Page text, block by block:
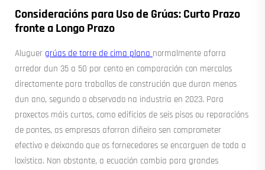
Consideracións para Uso de Grúas: Curto Prazo
fronte a Longo Prazo
Aluguer grúas de torre de cima plana normalmente aforra
arredor dun 35 a 50 por cento en comparación con mercalos
directamente para traballos de construción que duran menos
dun ano, segundo o observado na industria en 2023. Para
proxectos máis curtos, como edificios de seis pisos ou reparacións
de pontes, as empresas aforran diñeiro sen comprometer
efectivo e deixando que os fornecedores se encarguen de toda a
loxística. Non obstante, a ecuación cambia para grandes